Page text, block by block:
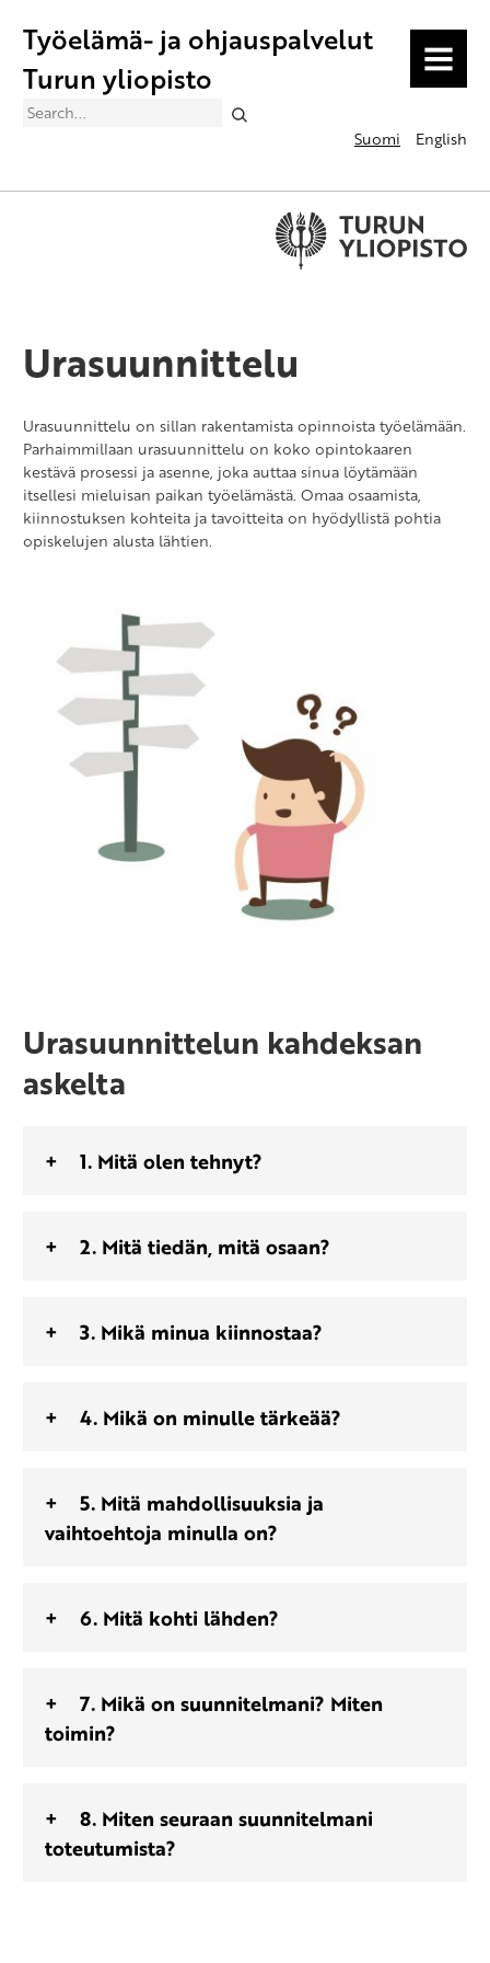
Työelämä- ja ohjauspalvelut
Turun yliopisto
MENU
Search
Suomi
English
Urasuunnittelu
Urasuunnittelu on sillan rakentamista opinnoista työelämään.
Parhaimmillaan urasuunnittelu on koko opintokaaren
kestävä prosessi ja asenne, joka auttaa sinua löytämään
itsellesi mieluisan paikan työelämästä. Omaa osaamista,
kiinnostuksen kohteita ja tavoitteita on hyödyllistä pohtia
opiskelujen alusta lähtien.
Urasuunnittelun kahdeksan
askelta
1. Mitä olen tehnyt?
2. Mitä tiedän, mitä osaan?
3. Mikä minua kiinnostaa?
4. Mikä on minulle tärkeää?
5. Mitä mahdollisuuksia ja
vaihtoehtoja minulla on?
6. Mitä kohti lähden?
7. Mikä on suunnitelmani? Miten
toimin?
8. Miten seuraan suunnitelmani
toteutumista?